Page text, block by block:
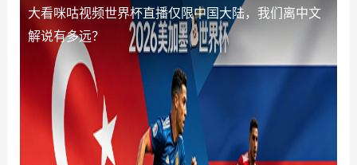
大看咪咕视频世界杯直播仅限中国大陆，我们离中文
解说有多远？